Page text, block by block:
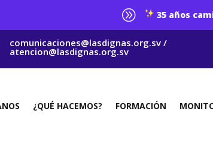
A 35 años
comunicaciones@lasdignas.org.sv /
atencion@lasdignas.org.sv
¿QUÉ HACEMOS? FORMACIÓN